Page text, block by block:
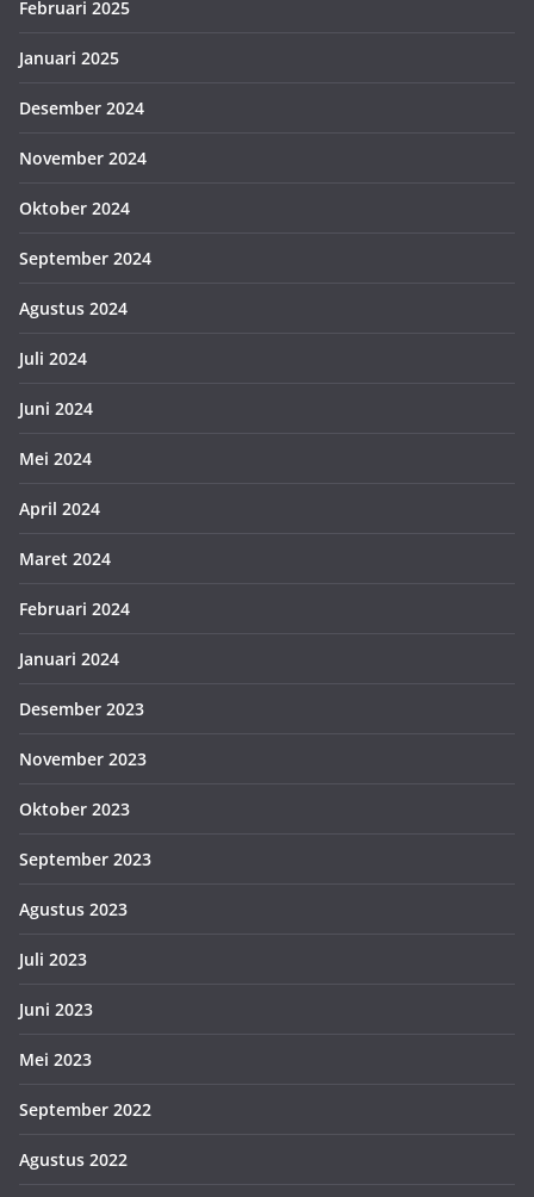
Februari 2025
Januari 2025
Desember 2024
November 2024
Oktober 2024
September 2024
Agustus 2024
Juli 2024
Juni 2024
Mei 2024
April 2024
Maret 2024
Februari 2024
Januari 2024
Desember 2023
November 2023
Oktober 2023
September 2023
Agustus 2023
Juli 2023
Juni 2023
Mei 2023
September 2022
Agustus 2022